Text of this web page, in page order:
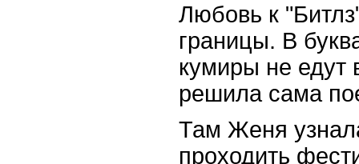
Любовь к
границы. В
кумиры не
решила сама
Там Женя
проходить